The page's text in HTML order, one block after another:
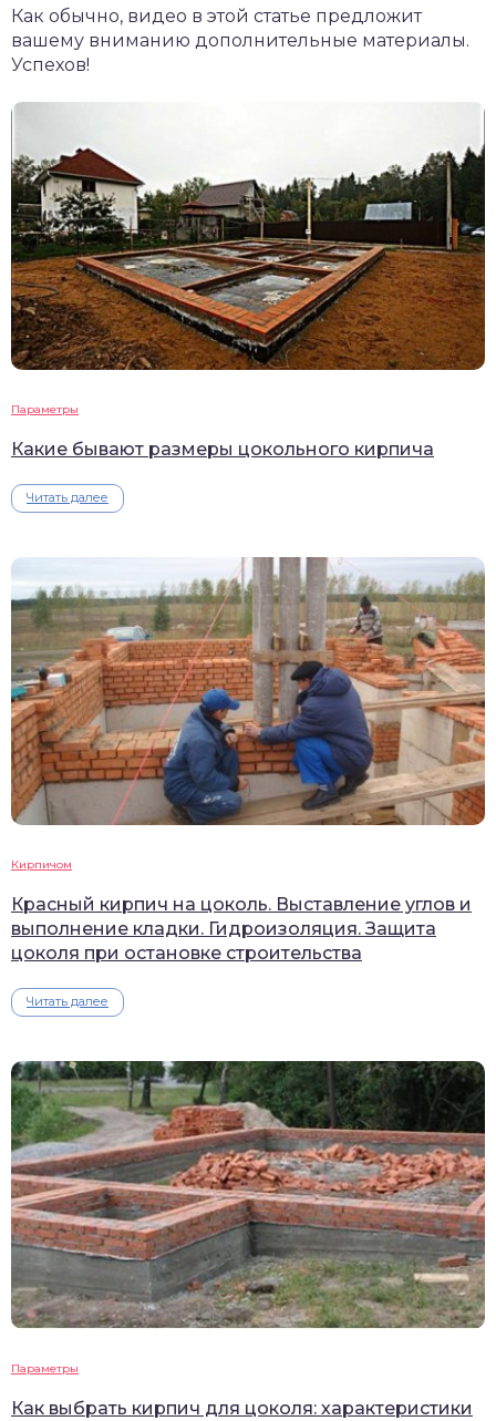
Как обычно, видео в этой статье предложит
вашему вниманию дополнительные материалы.
Успехов!
Параметры
Какие бывают размеры цокольного кирпича
Читать далее
Кирпичом
Красный кирпич на цоколь. Выставление углов и
выполнение кладки. Гидроизоляция. Защита
цоколя при остановке строительства
Читать далее
Параметры
Как выбрать кирпич для цоколя: характеристики